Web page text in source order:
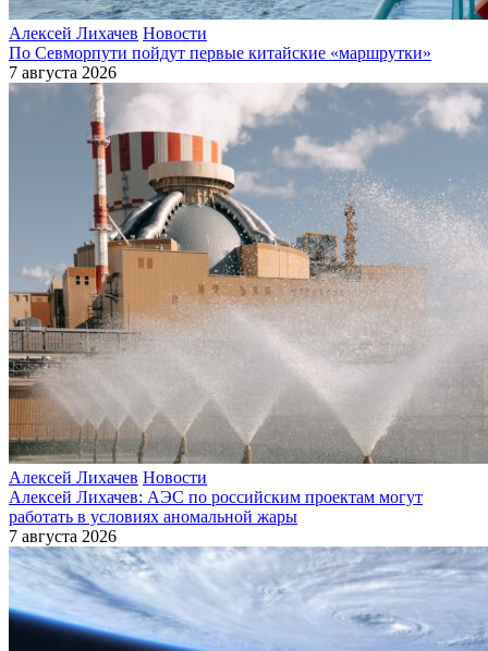
Алексей Лихачев Новости
По Севморпути пойдут первые китайские «маршрутки»
7 августа 2026
Алексей Лихачев Новости
Алексей Лихачев: АЭС по российским проектам могут
работать в условиях аномальной жары
7 августа 2026